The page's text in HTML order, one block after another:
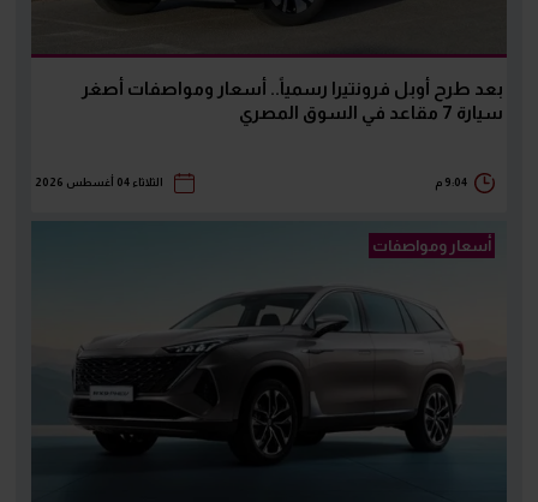
بعد طرح أوبل فرونتيرا رسمياً.. أسعار ومواصفات أصغر
سيارة 7 مقاعد في السوق المصري
9:04 م الثلاثاء 04 أغسطس 2026
أسعار ومواصفات